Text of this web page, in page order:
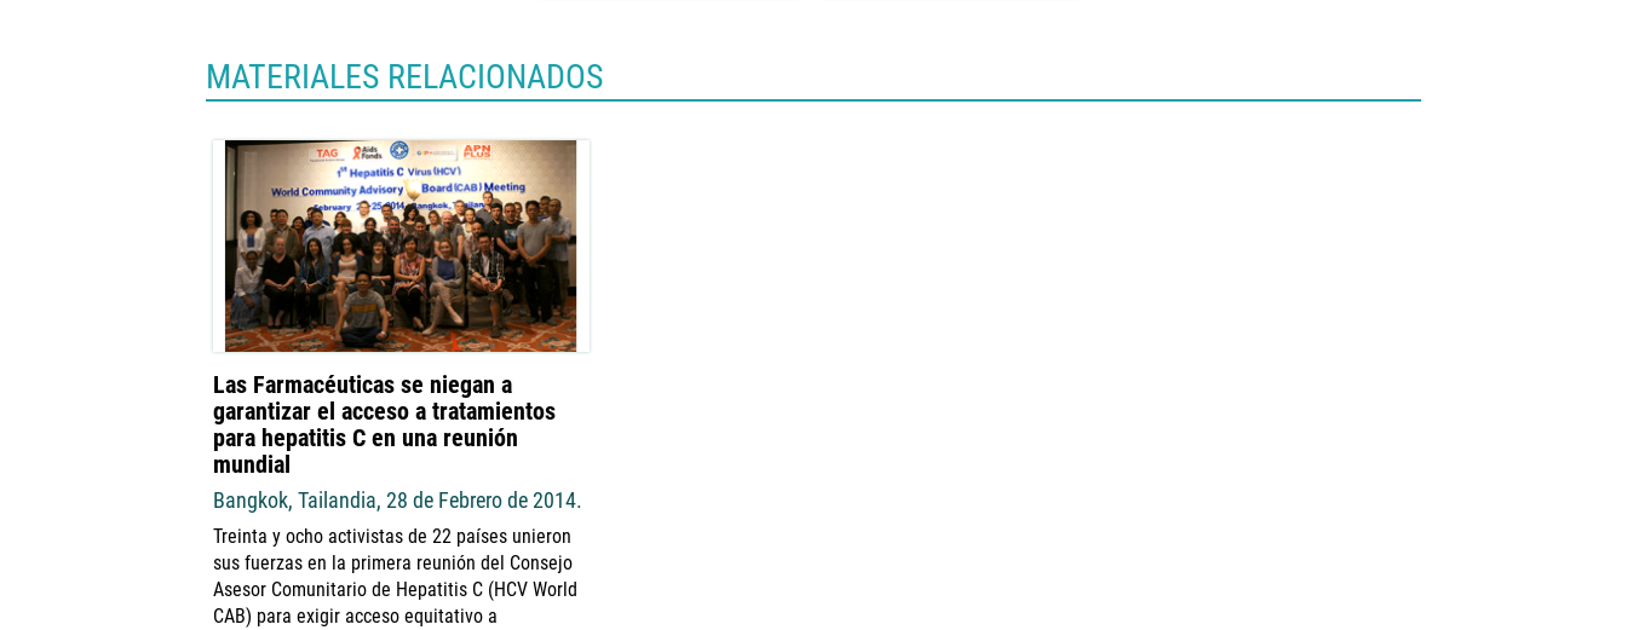
MATERIALES RELACIONADOS
Las Farmacéuticas se niegan a
garantizar el acceso a tratamientos
para hepatitis C en una reunión
mundial
Bangkok, Tailandia, 28 de Febrero de 2014.
Treinta y ocho activistas de 22 países unieron
sus fuerzas en la primera reunión del Consejo
Asesor Comunitario de Hepatitis C (HCV World
CAB) para exigir acceso equitativo a